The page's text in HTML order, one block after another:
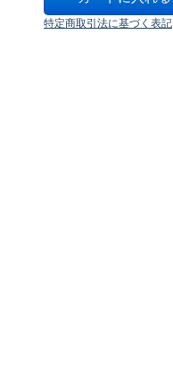
特定商取引法に基づく表記